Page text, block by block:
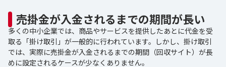
売掛金が入金されるまでの期間が長い
多くの中小企業では、商品やサービスを提供したあとに代金を受
取る「掛け取引」が一般的に行われています。しかし、掛け取引
では、実際に売掛金が入金されるまでの期間（回収サイト）が長
めに設定されるケースが少なくありません。